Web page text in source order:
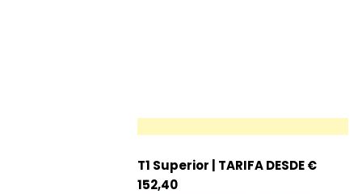
T1 Superior | TARIFA DESDE €
152,40